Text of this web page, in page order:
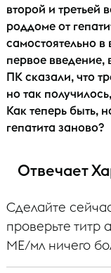
второй и третьей
роддоме от
самостоятельно в
первое введение,
ПК сказали, что
но так
Как теперь быть,
гепатита заново?
Отвечает
Сделайте
проверьте титр
МЕ/мл ничего